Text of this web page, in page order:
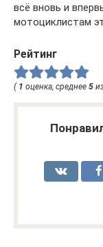
всё вновь и
мотоциклистам
Рейтинг
( 1 оценка, среднее 5